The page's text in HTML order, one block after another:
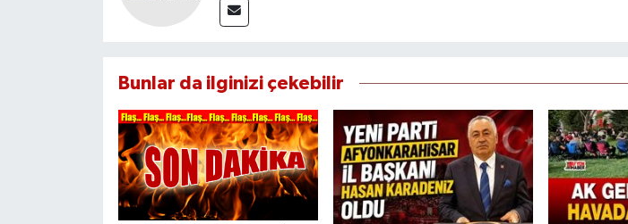
Bunlar da ilginizi çekebilir